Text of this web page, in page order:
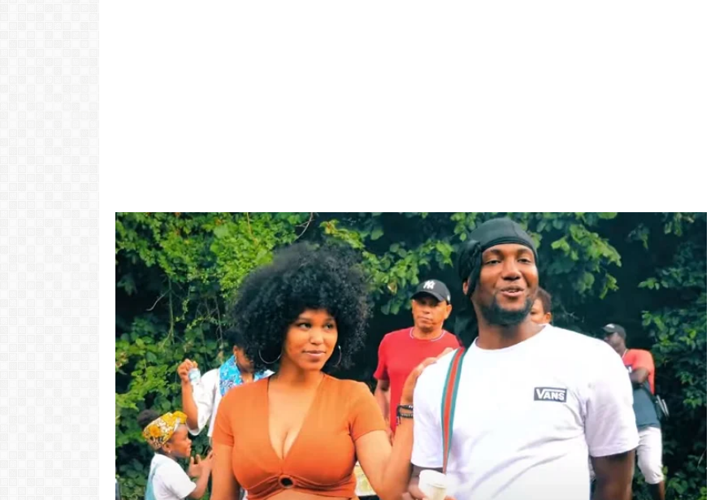
"Com 16 anos fui para cama
com o Presidente "
LER MAIS
Video: Tininho conquista
Josslyn em direto...
LER MAIS
Video: Mãe e Pai
surpreendido na Cabo
Verde. Es ka sa speraba
LER MAIS